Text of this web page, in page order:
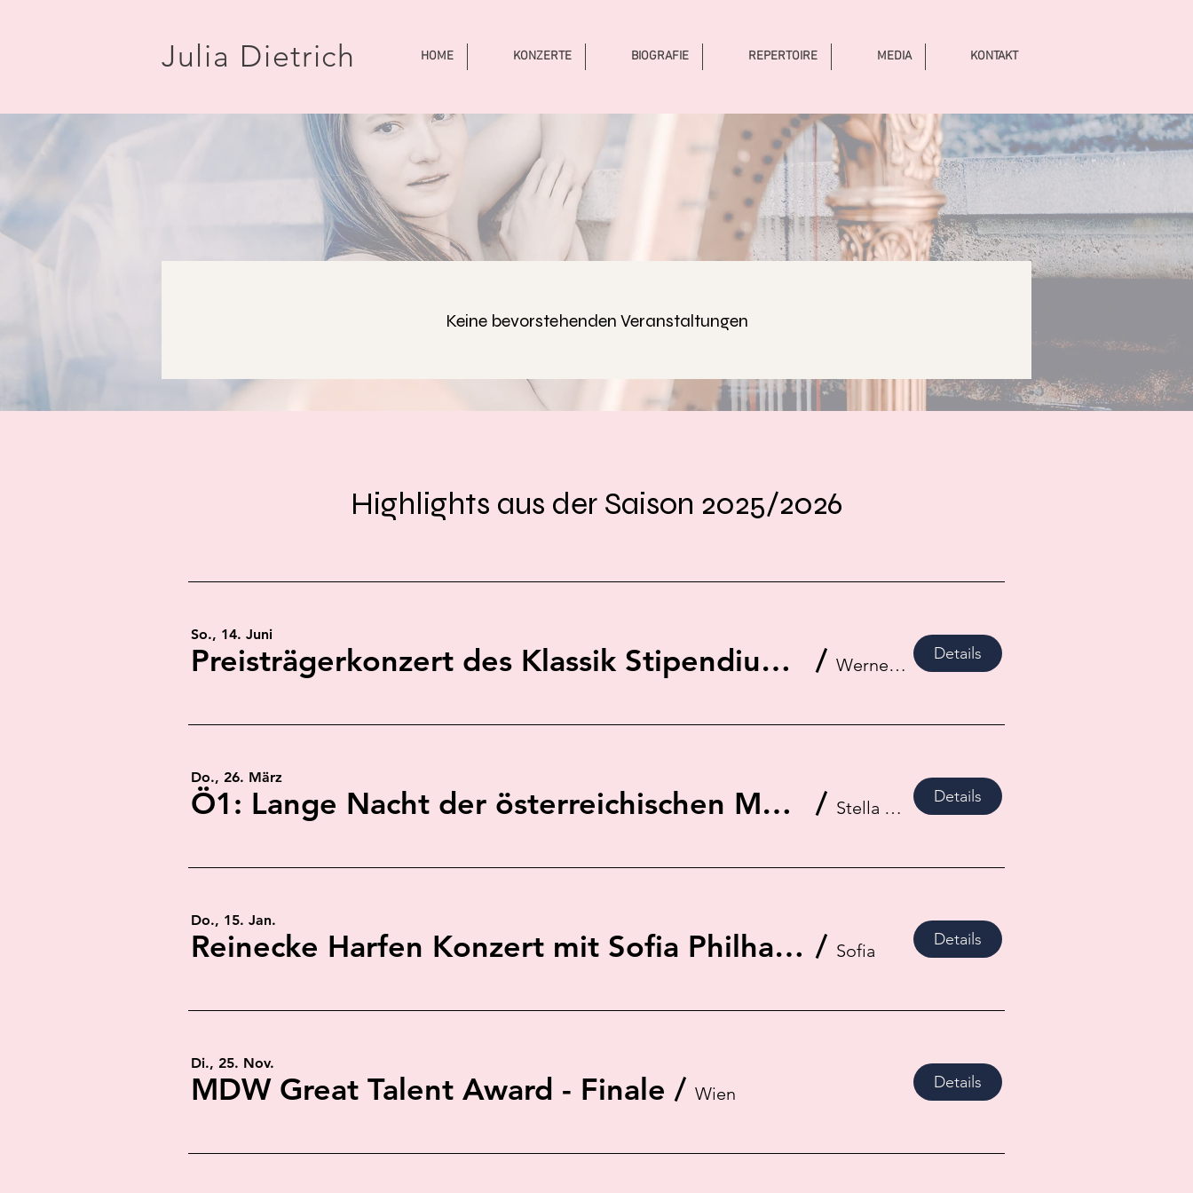
Julia Dietrich HOME KONZERTE BIOGRAFIE REPERTOIRE MEDIA KONTAKT
Keine bevorstehenden Veranstaltungen
Highlights aus der Saison 2025/2026
So., 14. Juni
Preisträgerkonzert des Klassik Stipendiums der Werner Richard - Dr. Carl Dörken Stiftung / Werner Richard Dr. Carl Dörken Stiftung
Details
Do., 26. März
Ö1: Lange Nacht der österreichischen Musikuniversitäten und -hochschulen / Stella Vorarlberg Privathochschule für M
Details
Do., 15. Jan.
Reinecke Harfen Konzert mit Sofia Philharmonic / Sofia
Details
Di., 25. Nov.
MDW Great Talent Award - Finale / Wien
Details